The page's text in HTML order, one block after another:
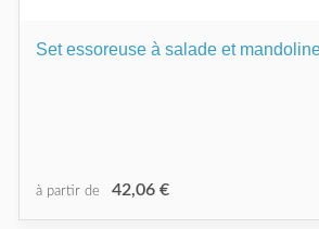
Set essoreuse à salade et
à partir de 42,06 €